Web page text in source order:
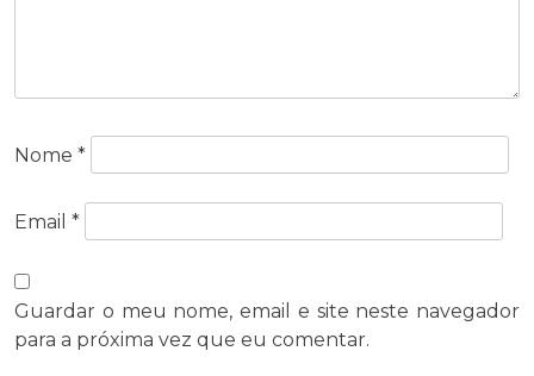
Nome *
Email *
Guardar o meu nome, email e site neste navegador
para a próxima vez que eu comentar.